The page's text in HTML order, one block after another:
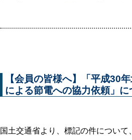
【会員の皆様へ】「平成30
による節電への協力依頼」に
国土交通省より、標記の件につい